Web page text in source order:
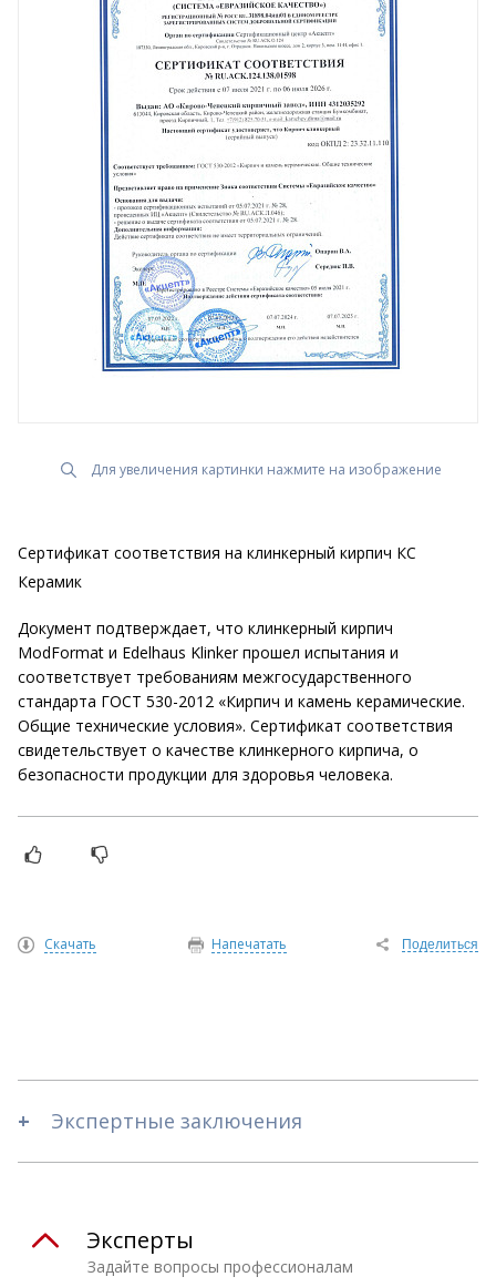
Для увеличения картинки нажмите на изображение
Сертификат соответствия на клинкерный кирпич КС
Керамик
Документ подтверждает, что клинкерный кирпич
ModFormat и Edelhaus Klinker прошел испытания и
соответствует требованиям межгосударственного
стандарта ГОСТ 530-2012 «Кирпич и камень керамические.
Общие технические условия». Сертификат соответствия
свидетельствует о качестве клинкерного кирпича, о
безопасности продукции для здоровья человека.
Поделиться
Напечатать
Скачать
Экспертные заключения
Задайте вопросы профессионалам
Эксперты